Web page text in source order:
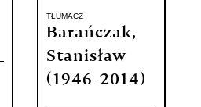
TŁUMACZ
Barańczak,
Stanisław
(1946-2014)